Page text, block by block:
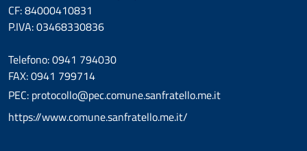
CF: 84000410831
P.IVA: 03468330836
Telefono: 0941 794030
FAX: 0941 799714
PEC: protocollo@pec.comune.sanfratello.me.it
https://www.comune.sanfratello.me.it/